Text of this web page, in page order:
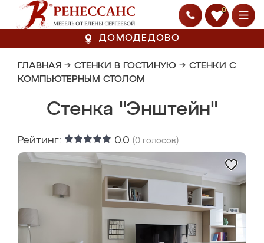
0
ДОМОДЕДОВО
ГЛАВНАЯ → СТЕНКИ В ГОСТИНУЮ → СТЕНКИ С
КОМПЬЮТЕРНЫМ СТОЛОМ
Стенка "Энштейн"
Рейтинг: 0.0 (0 голосов)